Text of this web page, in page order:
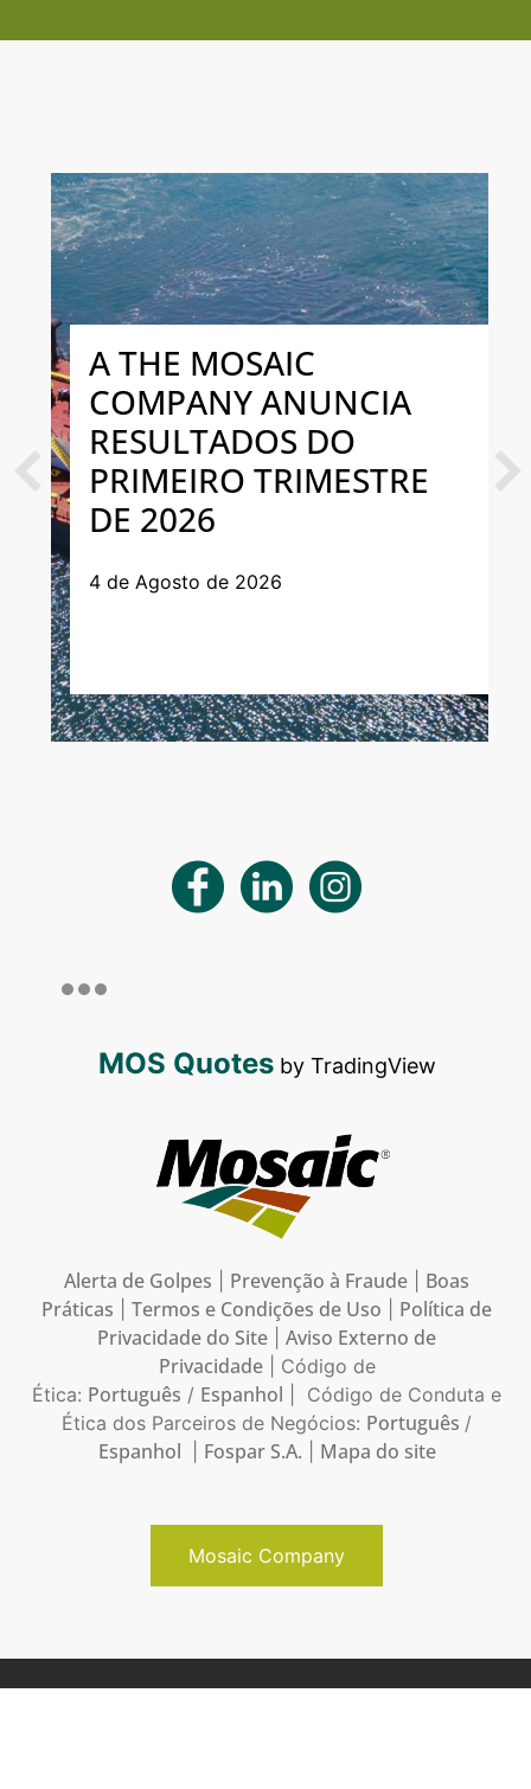
A THE MOSAIC
COMPANY ANUNCIA
RESULTADOS DO
PRIMEIRO TRIMESTRE
DE 2026
4 de Agosto de 2026
Previous
MOS Quotesby TradingView
Alerta de Golpes Prevenção à Fraude
Boas
Práticas
Termos e Condições de Uso
Política de
Privacidade do Site
Aviso Externo de
Privacidade| Código de
Ética: Português / Espanhol | Código de Conduta e
Ética dos Parceiros de Negócios: Português /
Espanhol Fospar S.A. Mapa do site
Mosaic Company